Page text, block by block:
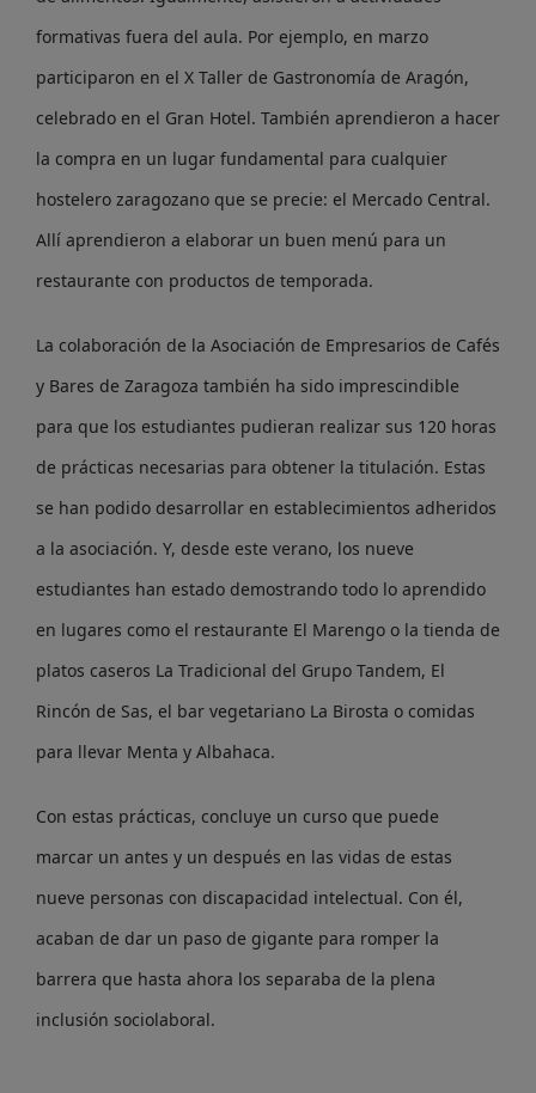
formativas fuera del aula. Por ejemplo, en marzo
participaron en el X Taller de Gastronomía de Aragón,
celebrado en el Gran Hotel. También aprendieron a hacer
la compra en un lugar fundamental para cualquier
hostelero zaragozano que se precie: el Mercado Central.
Allí aprendieron a elaborar un buen menú para un
restaurante con productos de temporada.
La colaboración de la Asociación de Empresarios de Cafés
y Bares de Zaragoza también ha sido imprescindible
para que los estudiantes pudieran realizar sus 120 horas
de prácticas necesarias para obtener la titulación. Estas
se han podido desarrollar en establecimientos adheridos
a la asociación. Y, desde este verano, los nueve
estudiantes han estado demostrando todo lo aprendido
en lugares como el restaurante El Marengo o la tienda de
platos caseros La Tradicional del Grupo Tandem, El
Rincón de Sas, el bar vegetariano La Birosta o comidas
para llevar Menta y Albahaca.
Con estas prácticas, concluye un curso que puede
marcar un antes y un después en las vidas de estas
nueve personas con discapacidad intelectual. Con él,
acaban de dar un paso de gigante para romper la
barrera que hasta ahora los separaba de la plena
inclusión sociolaboral.